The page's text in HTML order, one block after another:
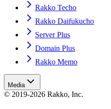
Rakko Techo
Rakko Daifukucho
Server Plus
Domain Plus
Rakko Memo
Media
© 2019-2026 Rakko, Inc.